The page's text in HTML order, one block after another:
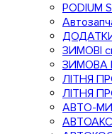
PODIUM
ЗИМОВІ
ЗИМОВА
ЛІТНЯ
ЛІТНЯ
АВТО-